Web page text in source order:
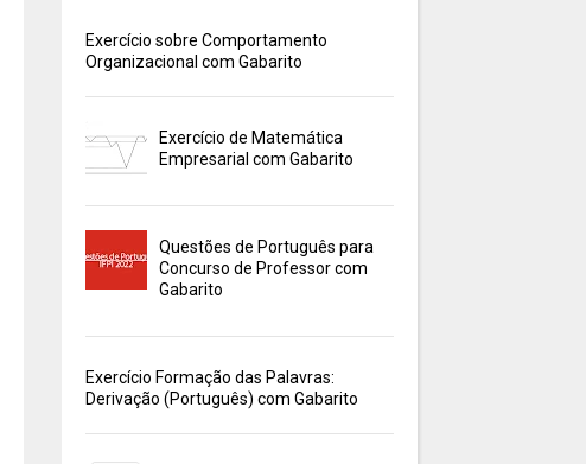
Exercício sobre Comportamento
Organizacional com Gabarito
Exercício de Matemática
Empresarial com Gabarito
Questões de Português para
Concurso de Professor com
Gabarito
Exercício Formação das Palavras:
Derivação (Português) com Gabarito